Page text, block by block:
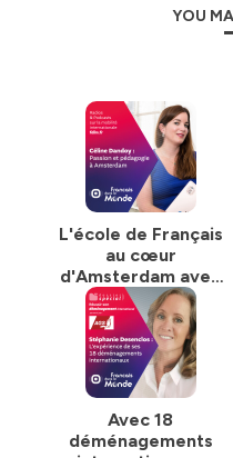
YOU
L'école de Français
au cœur
d'Amsterdam avec
Céline Dandoy
Avec 18
déménagements